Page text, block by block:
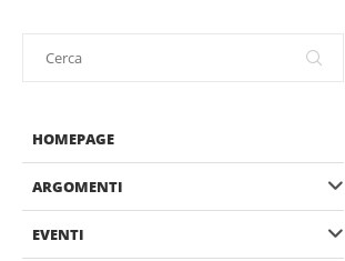
HOMEPAGE
ARGOMENTI
EVENTI